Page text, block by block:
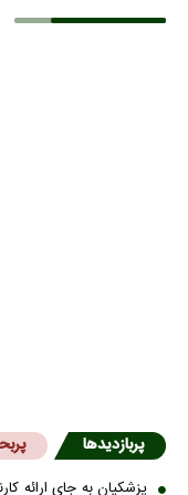
پربازدیدها
پزشکیان به جای ارائه